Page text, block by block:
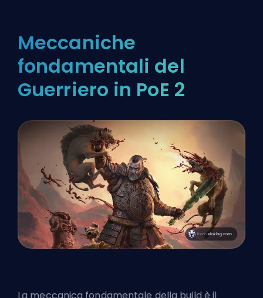
Meccaniche
fondamentali del
Guerriero in PoE 2
La meccanica fondamentale della build è il